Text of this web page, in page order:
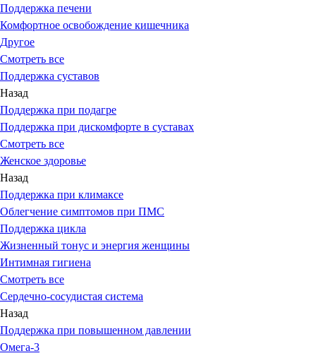
Поддержка печени
Комфортное освобождение кишечника
Другое
Смотреть все
Поддержка суставов
Назад
Поддержка при подагре
Поддержка при дискомфорте в суставах
Смотреть все
Женское здоровье
Назад
Поддержка при климаксе
Облегчение симптомов при ПМС
Поддержка цикла
Жизненный тонус и энергия женщины
Интимная гигиена
Смотреть все
Сердечно-сосудистая система
Назад
Поддержка при повышенном давлении
Омега-3